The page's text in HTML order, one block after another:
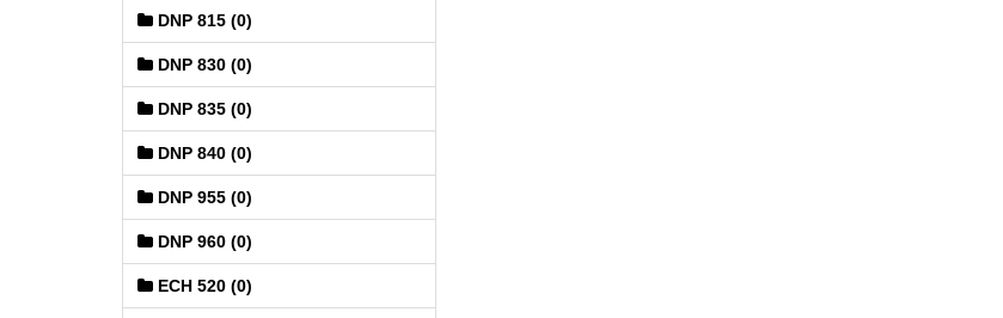
DNP 815 (0)
DNP 830 (0)
DNP 835 (0)
DNP 840 (0)
DNP 955 (0)
DNP 960 (0)
ECH 520 (0)